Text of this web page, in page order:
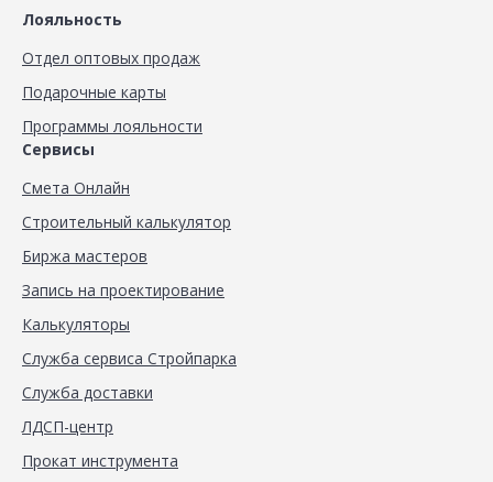
Лояльность
Отдел оптовых продаж
Подарочные карты
Программы лояльности
Сервисы
Смета Онлайн
Строительный калькулятор
Биржа мастеров
Запись на проектирование
Калькуляторы
Служба сервиса Стройпарка
Служба доставки
ЛДСП-центр
Прокат инструмента